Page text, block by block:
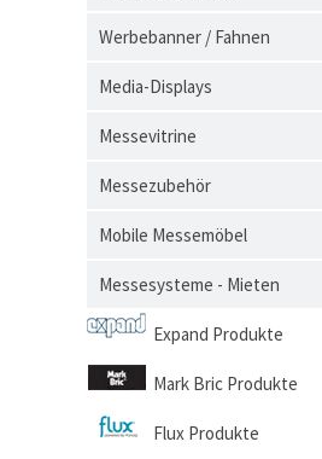
Werbebanner / Fahnen
Media-Displays
Messevitrine
Messezubehör
Mobile Messemöbel
Messesysteme - Mieten
Expand Produkte
Mark Bric Produkte
Flux Produkte